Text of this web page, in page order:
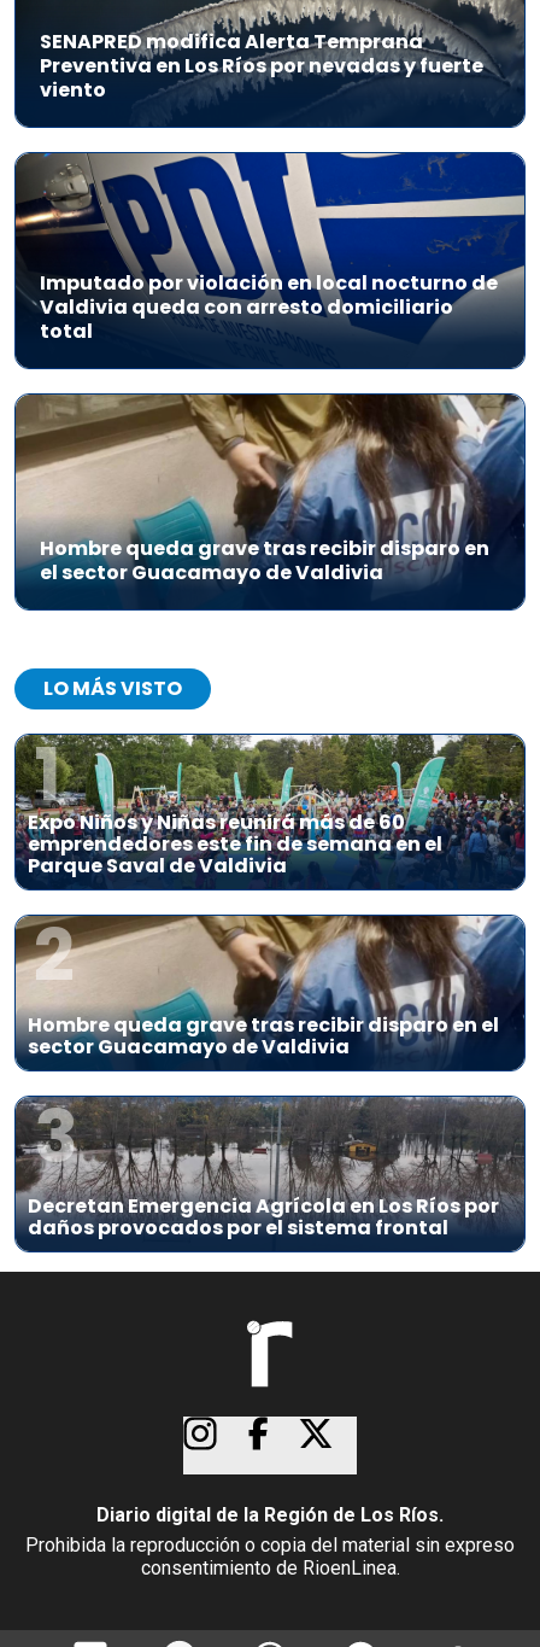
SENAPRED modifica Alerta Temprana
Preventiva en Los Ríos por nevadas y fuerte
viento
Imputado por violación en local nocturno de
Valdivia queda con arresto domiciliario
total
Hombre queda grave tras recibir disparo en
el sector Guacamayo de Valdivia
LO MÁS VISTO
1
Expo Niños y Niñas reunirá más de 60
emprendedores este fin de semana en el
Parque Saval de Valdivia
2
Hombre queda grave tras recibir disparo en el
sector Guacamayo de Valdivia
3
Decretan Emergencia Agrícola en Los Ríos por
daños provocados por el sistema frontal
Diario digital de la Región de Los Ríos.
Prohibida la reproducción o copia del material sin expreso
consentimiento de RioenLinea.